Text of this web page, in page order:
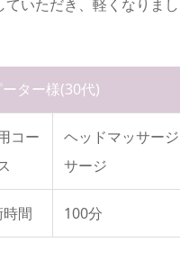
いただき、軽くなりま
ーター様(30代)
コー
ヘッドマッサー
サージ
間 100分